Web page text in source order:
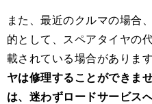
また、最近のクルマの場合
的として、スペアタイヤの
載されている場合がありま
ヤは修理することができま
は、迷わずロードサービス